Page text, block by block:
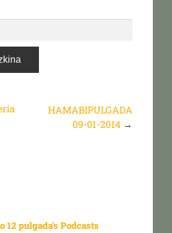
HAMABIPULGADA
09-01-2014 →
12 pulgada's Podcasts